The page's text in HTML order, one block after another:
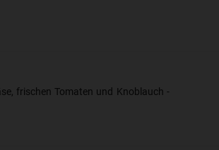
frischen Tomaten und Knoblauch -